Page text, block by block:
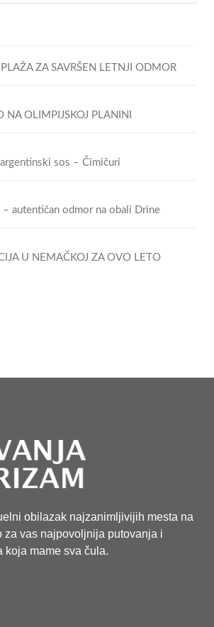
ZA SAVRŠEN LETNJI ODMOR
NA OLIMPIJSKOJ PLANINI
sos – Čimičuri
– autentičan odmor na obali Drine
U NEMAČKOJ ZA OVO LETO
obilazak najzanimljivijih mesta na
za vas najpovoljnija putovanja i
koja mame sva čula.